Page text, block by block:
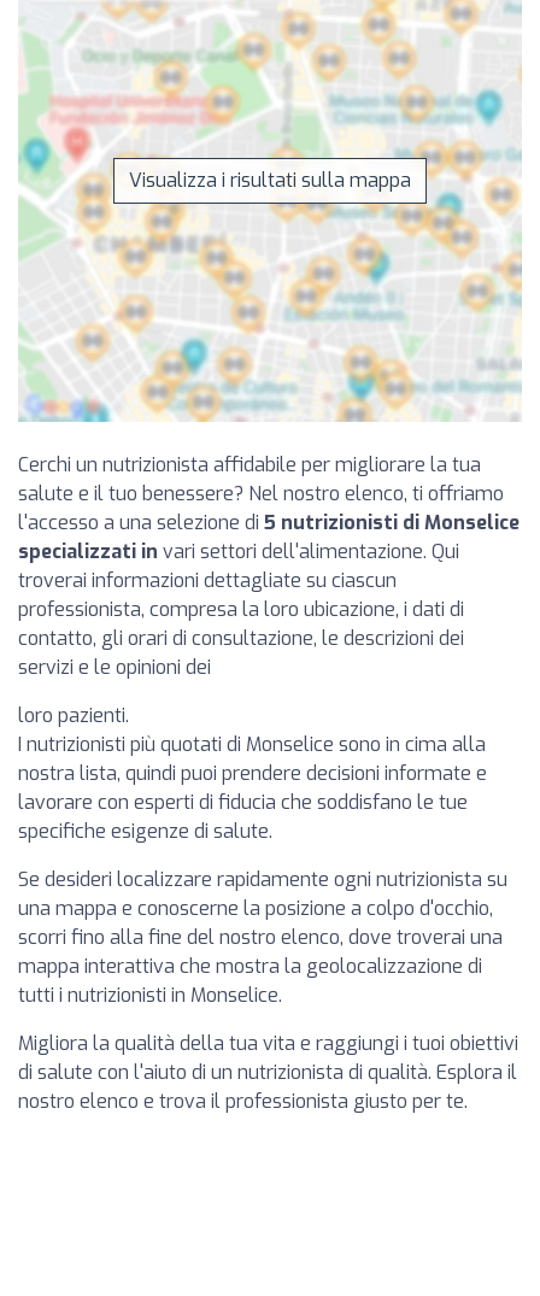
Visualizza i risultati sulla mappa
Cerchi un nutrizionista affidabile per migliorare la tua
salute e il tuo benessere? Nel nostro elenco, ti offriamo
l'accesso a una selezione di 5 nutrizionisti di Monselice
specializzati in vari settori dell'alimentazione. Qui
troverai informazioni dettagliate su ciascun
professionista, compresa la loro ubicazione, i dati di
contatto, gli orari di consultazione, le descrizioni dei
servizi e le opinioni dei
loro pazienti.
I nutrizionisti più quotati di Monselice sono in cima alla
nostra lista, quindi puoi prendere decisioni informate e
lavorare con esperti di fiducia che soddisfano le tue
specifiche esigenze di salute.
Se desideri localizzare rapidamente ogni nutrizionista su
una mappa e conoscerne la posizione a colpo d'occhio,
scorri fino alla fine del nostro elenco, dove troverai una
mappa interattiva che mostra la geolocalizzazione di
tutti i nutrizionisti in Monselice.
Migliora la qualità della tua vita e raggiungi i tuoi obiettivi
di salute con l'aiuto di un nutrizionista di qualità. Esplora il
nostro elenco e trova il professionista giusto per te.